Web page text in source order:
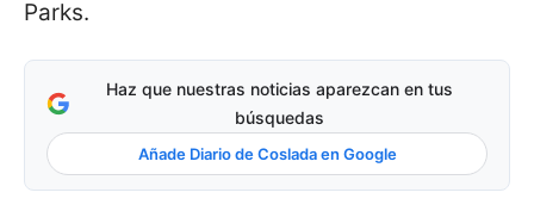
Parks.
Haz que nuestras noticias aparezcan en tus
búsquedas
Añade Diario de Coslada en Google